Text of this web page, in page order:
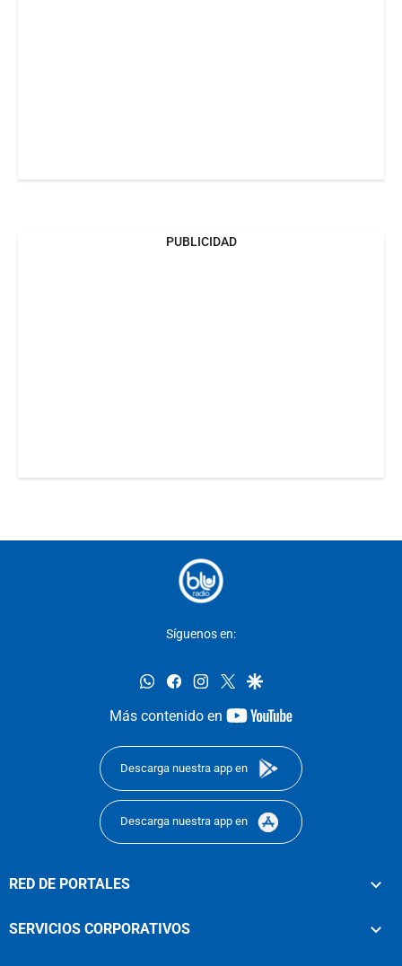
PUBLICIDAD
Síguenos en:
whatsappfacebookinstagram
twittergoogle
Más contenido en
youtube-
Descarga nuestra app en
Descarga nuestra app en
RED DE PORTALES
SERVICIOS CORPORATIVOS